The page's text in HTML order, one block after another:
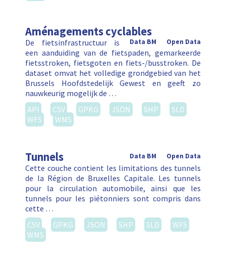
Aménagements cyclables
Open Data
Data BM
De fietsinfrastructuur is
een aanduiding van de fietspaden, gemarkeerde
fietsstroken, fietsgoten en fiets-/busstroken. De
dataset omvat het volledige grondgebied van het
Brussels Hoofdstedelijk Gewest en geeft zo
nauwkeurig mogelijk de …
API
CSV GPKG JSON SHP
SLD
WFS
WMS
Tunnels Open Data
Data BM
Cette couche contient les limitations des tunnels
de la Région de Bruxelles Capitale. Les tunnels
pour la circulation automobile, ainsi que les
tunnels pour les piétonniers sont compris dans
cette …
CSV
GPKG JSON SHP SLD
WFS
WMS